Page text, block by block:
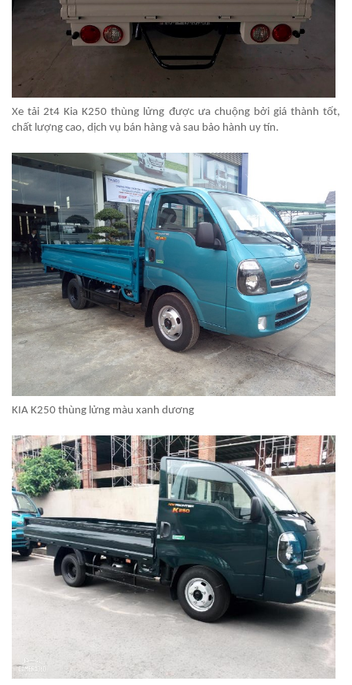
Xe tải 2t4 Kia K250 thùng lửng được ưa chuộng bởi giá thành tốt,
chất lượng cao, dịch vụ bán hàng và sau bảo hành uy tín.
KIA K250 thùng lửng màu xanh dương